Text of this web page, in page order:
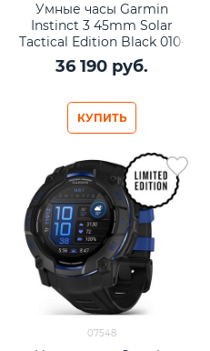
Умные часы Garmin
Instinct 3 45mm Solar
Tactical Edition Black 010-
02934-50
36 190 руб.
КУПИТЬ
07548